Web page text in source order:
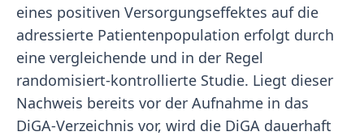
eines positiven Versorgungseffektes auf die
adressierte Patientenpopulation erfolgt durch
eine vergleichende und in der Regel
randomisiert-kontrollierte Studie. Liegt dieser
Nachweis bereits vor der Aufnahme in das
DiGA-Verzeichnis vor, wird die DiGA dauerhaft